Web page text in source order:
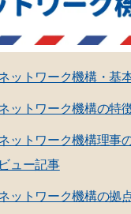
ットワーク機構・基
ットワーク機構の特
ットワーク機構理事
ュー記事
ットワーク機構の拠